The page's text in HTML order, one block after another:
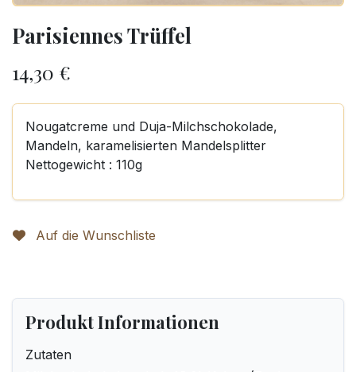
Parisiennes Trüffel
14,30 €
Nougatcreme und Duja-Milchschokolade,
Mandeln, karamelisierten Mandelsplitter
Nettogewicht : 110g
Auf die Wunschliste
Produkt Informationen
Zutaten